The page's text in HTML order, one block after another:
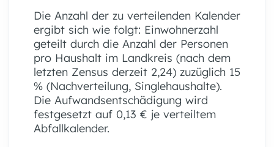
Die Anzahl der zu verteilenden Kalender
ergibt sich wie folgt: Einwohnerzahl
geteilt durch die Anzahl der Personen
pro Haushalt im Landkreis (nach dem
letzten Zensus derzeit 2,24) zuzüglich 15
% (Nachverteilung, Singlehaushalte).
Die Aufwandsentschädigung wird
festgesetzt auf 0,13 € je verteiltem
Abfallkalender.